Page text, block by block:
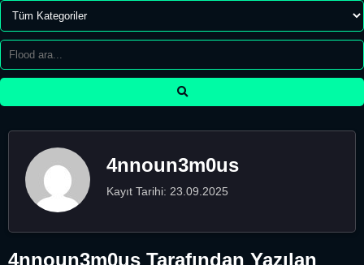
4nnoun3m0us
Kayıt Tarihi: 23.09.2025
4nnoun3m0us Tarafından Yazılan